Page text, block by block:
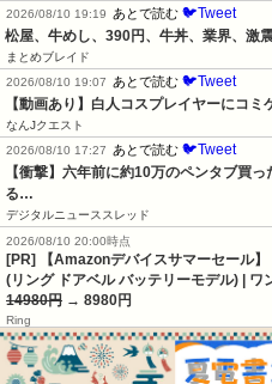
2026/08/10 19:19
あとで読む 🐦Tweet
松屋、牛めし、390円、牛丼、業界、激
まとめブレイド
2026/08/10 19:07
あとで読む 🐦Tweet
【動画あり】白人コスプレイヤーにコ
なんJクエスト
2026/08/10 17:27
あとで読む 🐦Tweet
【衝撃】六年前に約10万のペンタブ買
る…
デジタルニューススレッド
2026/08/10 20:00時点
[PR] 【Amazonデバイスサマーセール
(リング ドアベル バッテリーモデル) |
14980円 → 8980円
Ring